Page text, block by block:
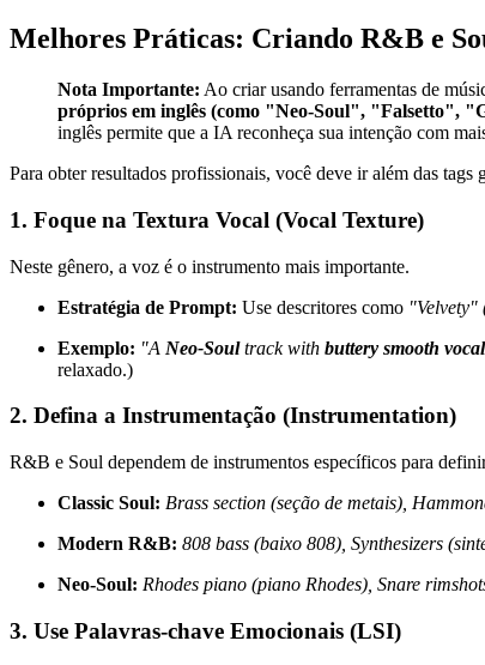
Melhores Práticas: Criando R&B e
Nota Importante: Ao criar usando ferramentas de
próprios em inglês (como "Neo-Soul", "Falsetto",
inglês permite que a IA reconheça sua intenção com
Para obter resultados profissionais, você deve ir além das tags
1. Foque na Textura Vocal (Vocal Texture)
Neste gênero, a voz é o instrumento mais importante.
Estratégia de Prompt: Use descritores como "Velvety"
Exemplo: "A Neo-Soultrack with buttery smooth
relaxado.)
2. Defina a Instrumentação (Instrumentation)
R&B e Soul dependem de instrumentos específicos para
Classic Soul: Brass section (seção de metais),
Modern R&B: 808 bass (baixo 808), Synthesizers
Neo-Soul: Rhodes piano (piano Rhodes), Snare
3. Use Palavras-chave Emocionais (LSI)